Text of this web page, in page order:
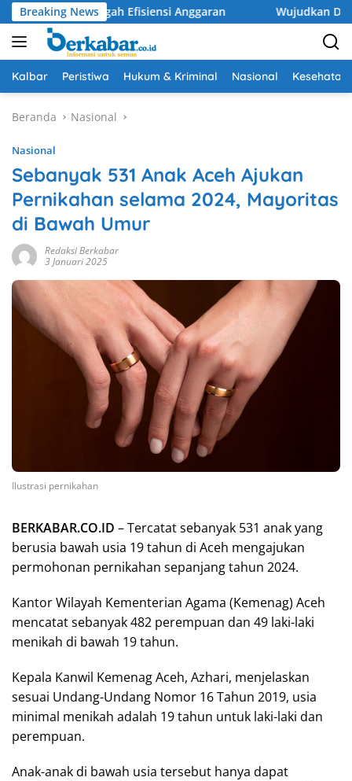
Langsung
ke
konten
Breaking News
di Tengah Efisiensi Anggaran Wujudkan Drainase
Kalbar Peristiwa Hukum & Kriminal Nasional Kesehatan
Beranda Nasional
Nasional
Sebanyak 531 Anak Aceh Ajukan
Pernikahan selama 2024, Mayoritas
di Bawah Umur
Redaksi Berkabar
3 Januari 2025
Ilustrasi pernikahan
BERKABAR.CO.ID – Tercatat sebanyak 531 anak yang
berusia bawah usia 19 tahun di Aceh mengajukan
permohonan pernikahan sepanjang tahun 2024.
Kantor Wilayah Kementerian Agama (Kemenag) Aceh
mencatat sebanyak 482 perempuan dan 49 laki-laki
menikah di bawah 19 tahun.
Kepala Kanwil Kemenag Aceh, Azhari, menjelaskan
sesuai Undang-Undang Nomor 16 Tahun 2019, usia
minimal menikah adalah 19 tahun untuk laki-laki dan
perempuan.
Anak-anak di bawah usia tersebut hanya dapat